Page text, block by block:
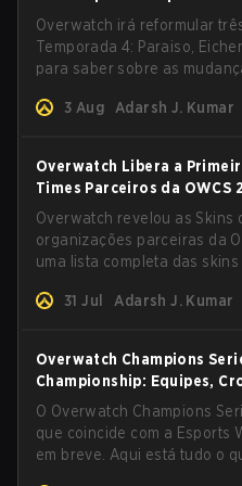
Overwatch irá reformular
Temporada 4: Paraiso,
para saber sobre as
3 Aug Adarsh J. Kumar
Overwatch Libera a
Times Parceiros da OWCS
Overwatch revelou as Skins
organizações parceiras da
uma lista completa das
31 Jul
Adarsh J. Kumar
Overwatch Champions
Championship: Equipes,
O Overwatch Champions
que coincide com a Esports
em breve. Aqui está tudo o